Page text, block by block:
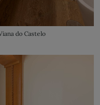
do Castelo